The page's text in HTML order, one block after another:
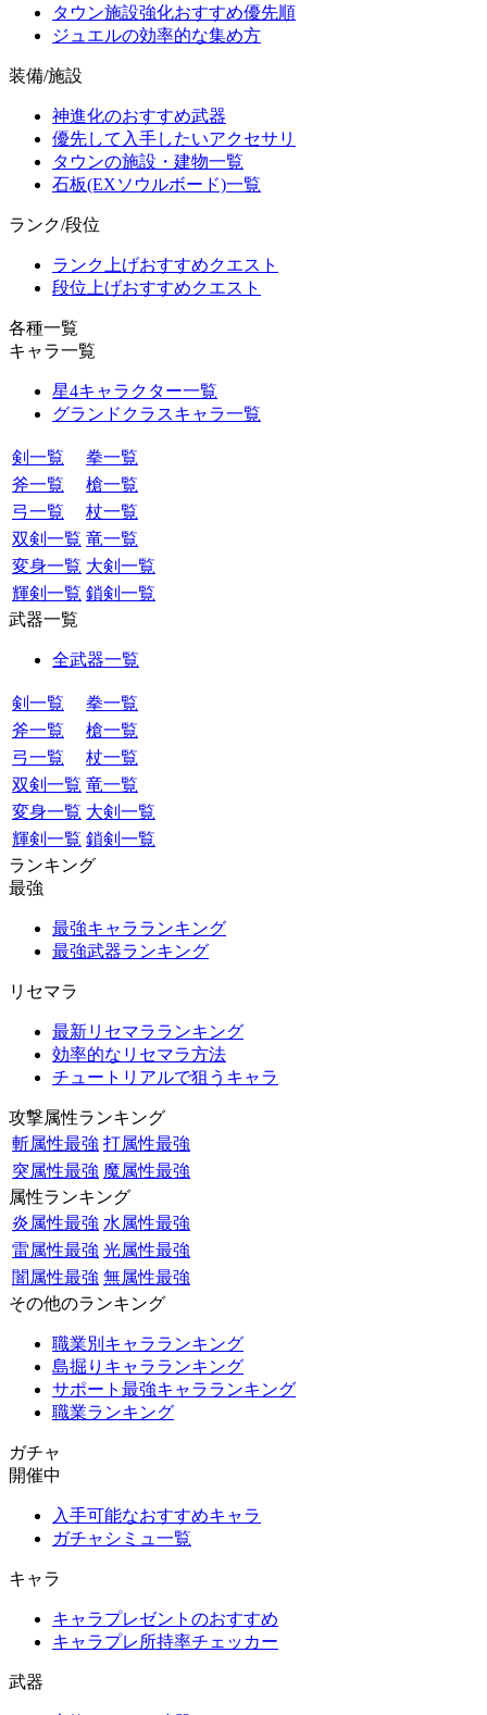
タウン施設強化おすすめ優先順
ジュエルの効率的な集め方
装備/施設
神進化のおすすめ武器
優先して入手したいアクセサリ
タウンの施設・建物一覧
石板(EXソウルボード)一覧
ランク/段位
ランク上げおすすめクエスト
段位上げおすすめクエスト
各種一覧
キャラ一覧
星4キャラクター一覧
グランドクラスキャラ一覧
剣一覧
拳一覧
斧一覧
槍一覧
弓一覧
杖一覧
双剣一覧 竜一覧
変身一覧 大剣一覧
輝剣一覧 鎖剣一覧
武器一覧
全武器一覧
剣一覧
拳一覧
斧一覧
槍一覧
弓一覧
杖一覧
双剣一覧 竜一覧
変身一覧 大剣一覧
輝剣一覧 鎖剣一覧
ランキング
最強
最強キャラランキング
最強武器ランキング
リセマラ
最新リセマラランキング
効率的なリセマラ方法
チュートリアルで狙うキャラ
攻撃属性ランキング
斬属性最強 打属性最強
突属性最強 魔属性最強
属性ランキング
炎属性最強 水属性最強
雷属性最強 光属性最強
闇属性最強 無属性最強
その他のランキング
職業別キャラランキング
島掘りキャラランキング
サポート最強キャラランキング
職業ランキング
ガチャ
開催中
入手可能なおすすめキャラ
ガチャシミュ一覧
キャラ
キャラプレゼントのおすすめ
キャラプレ所持率チェッカー
武器